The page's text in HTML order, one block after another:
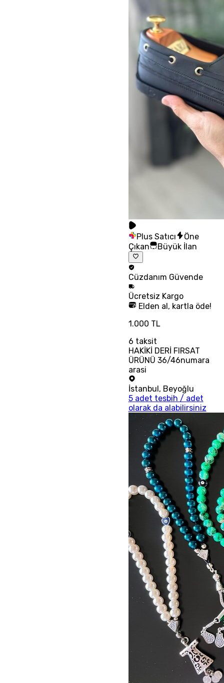
Plus Satıcı
Öne
Çıkan
Büyük İlan
Cüzdanım Güvende
Ücretsiz Kargo
Elden al, kartla öde!
1.000 TL
6 taksit
HAKİKİ DERİ FIRSAT
ÜRÜNÜ 36/46numara
arasi
İstanbul, Beyoğlu
5 adet tesbih / adet
olarak da alabilirsiniz